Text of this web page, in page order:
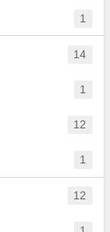
1
14
1
12
1
12